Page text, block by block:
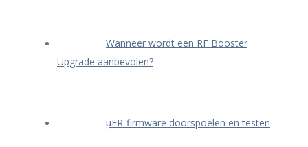
Wanneer wordt een RF Booster
Upgrade aanbevolen?
μFR-firmware doorspoelen en testen